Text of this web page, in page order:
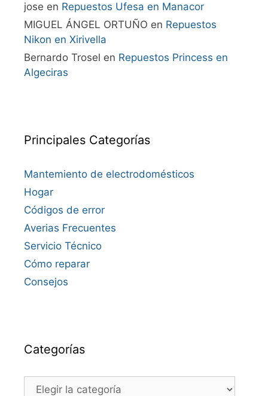
jose en Repuestos Ufesa en Manacor
MIGUEL ÁNGEL ORTUÑO en Repuestos
Nikon en Xirivella
Bernardo Trosel en Repuestos Princess en
Algeciras
Principales Categorías
Mantemiento de electrodomésticos
Hogar
Códigos de error
Averias Frecuentes
Servicio Técnico
Cómo reparar
Consejos
Categorías
Categorías